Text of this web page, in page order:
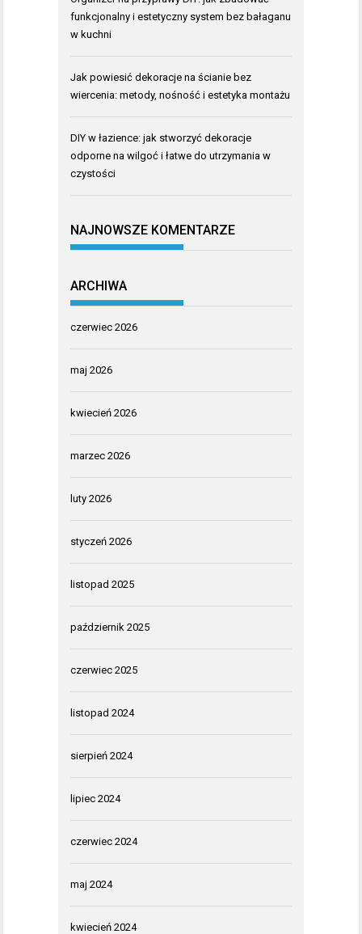
funkcjonalny i estetyczny system bez bałaganu
w kuchni
Jak powiesić dekoracje na ścianie bez
wiercenia: metody, nośność i estetyka montażu
DIY w łazience: jak stworzyć dekoracje
odporne na wilgoć i łatwe do utrzymania w
czystości
NAJNOWSZE KOMENTARZE
ARCHIWA
czerwiec 2026
maj 2026
kwiecień 2026
marzec 2026
luty 2026
styczeń 2026
listopad 2025
październik 2025
czerwiec 2025
listopad 2024
sierpień 2024
lipiec 2024
czerwiec 2024
maj 2024
kwiecień 2024